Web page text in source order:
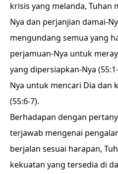
krisis yang melanda, Tuhan
Nya dan perjanjian damai-
mengundang semua yang
perjamuan-Nya untuk
yang dipersiapkan-Nya
Nya untuk mencari Dia dan
(55:6-7).
Berhadapan dengan
terjawab mengenai
berjalan sesuai harapan,
kekuatan yang tersedia di